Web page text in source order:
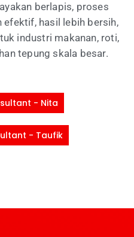
berlapis, proses
efektif, hasil lebih bersih,
industri makanan, roti,
tepung skala besar.
- Nita
- Taufik